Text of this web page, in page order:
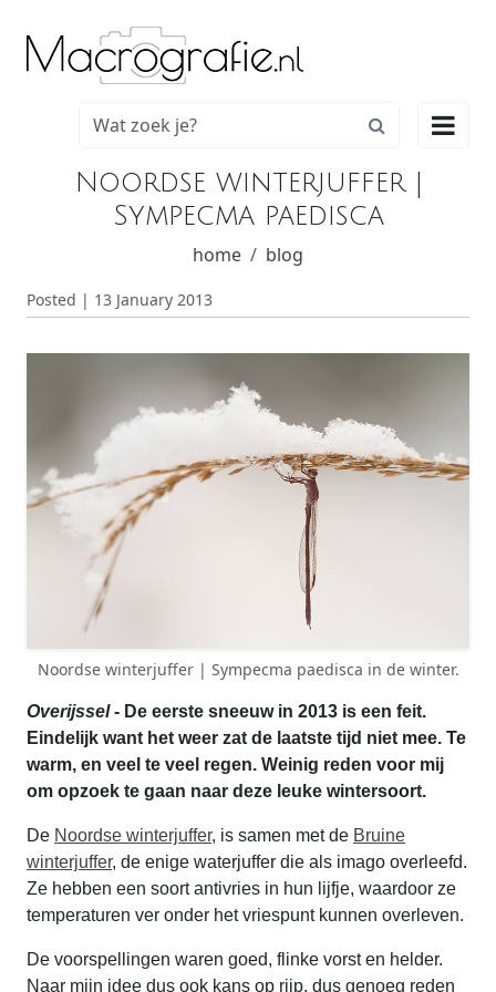

Noordse winterjuffer |
Sympecma paedisca
home blog
Posted | 13 January 2013
Noordse winterjuffer | Sympecma paedisca in de winter.
Overijssel- De eerste sneeuw in 2013 is een feit.
Eindelijk want het weer zat de laatste tijd niet mee. Te
warm, en veel te veel regen. Weinig reden voor mij
om opzoek te gaan naar deze leuke wintersoort.
De Noordse winterjuffer, is samen met de Bruine
winterjuffer, de enige waterjuffer die als imago overleefd.
Ze hebben een soort antivries in hun lijfje, waardoor ze
temperaturen ver onder het vriespunt kunnen overleven.
De voorspellingen waren goed, flinke vorst en helder.
Naar mijn idee dus ook kans op rijp, dus genoeg reden